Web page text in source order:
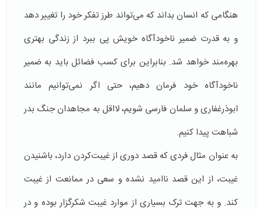
هنگامی که انسان بداند که می‌تواند طرز تفکر خود را تغییر دهد
و به قدرت ضمیر ناخودآگاه خویش پی ببرد از زندگی بهتری
بهره‌مند خواهد شد. بنابراین برای کسب فضائل باید به ضمیر
ناخودآگاه خود فرمان دهیم، حتی اگر نمی‌توانیم مانند
ابوذرغفاری و سلمان فارسی شویم، لااقل به مجاهدان جنگ بدر
شباهت پیدا کنیم.
به عنوان مثال فردی که قصد دوری از غیبت‌کردن دارد، باشنیدن
غیبت، از این قصد ناامید نشده و سعی در ممانعت از غیبت
کند. و به جهت ترک بسیاری از موارد غیبت شکرگزار بوده و در